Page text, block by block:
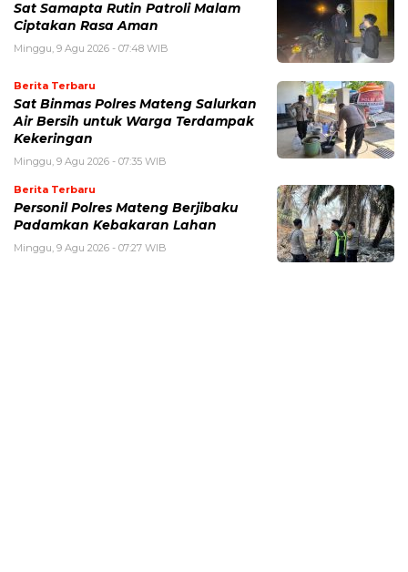
Sat Samapta Rutin Patroli Malam
Ciptakan Rasa Aman
Minggu, 9 Agu 2026 - 07:48 WIB
Berita Terbaru
Sat Binmas Polres Mateng Salurkan
Air Bersih untuk Warga Terdampak
Kekeringan
Minggu, 9 Agu 2026 - 07:35 WIB
Berita Terbaru
Personil Polres Mateng Berjibaku
Padamkan Kebakaran Lahan
Minggu, 9 Agu 2026 - 07:27 WIB